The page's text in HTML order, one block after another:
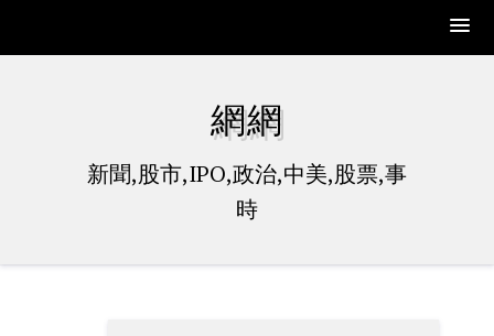
網網
新聞,股市,IPO,政治,中美,股票,事
時